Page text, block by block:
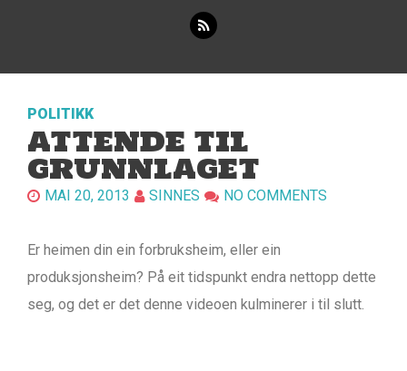
POLITIKK
ATTENDE TIL
GRUNNLAGET
MAI 20, 2013 SINNES NO COMMENTS
Er heimen din ein forbruksheim, eller ein
produksjonsheim? På eit tidspunkt endra nettopp dette
seg, og det er det denne videoen kulminerer i til slutt.